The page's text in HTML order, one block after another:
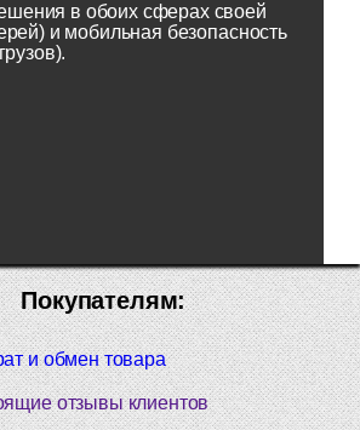
в обоих сферах своей
и мобильная безопасность
Покупателям:
и обмен товара
отзывы клиентов